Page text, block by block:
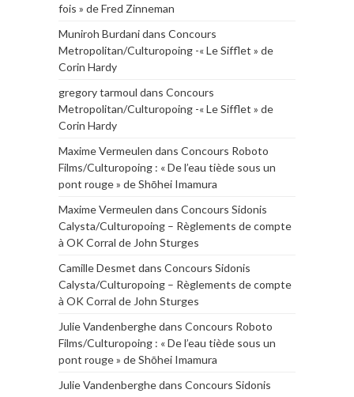
fois » de Fred Zinneman
Muniroh Burdanidans Concours
Metropolitan/Culturopoing -« Le Sifflet » de
Corin Hardy
gregory tarmoul dans Concours
Metropolitan/Culturopoing -« Le Sifflet » de
Corin Hardy
Maxime Vermeulen dans Concours Roboto
Films/Culturopoing : « De l’eau tiède sous un
pont rouge » de Shōhei Imamura
Maxime Vermeulen dans Concours Sidonis
Calysta/Culturopoing – Règlements de compte
à OK Corral de John Sturges
Camille Desmet dans Concours Sidonis
Calysta/Culturopoing – Règlements de compte
à OK Corral de John Sturges
Julie Vandenberghedans Concours Roboto
Films/Culturopoing : « De l’eau tiède sous un
pont rouge » de Shōhei Imamura
Julie Vandenberghedans Concours Sidonis